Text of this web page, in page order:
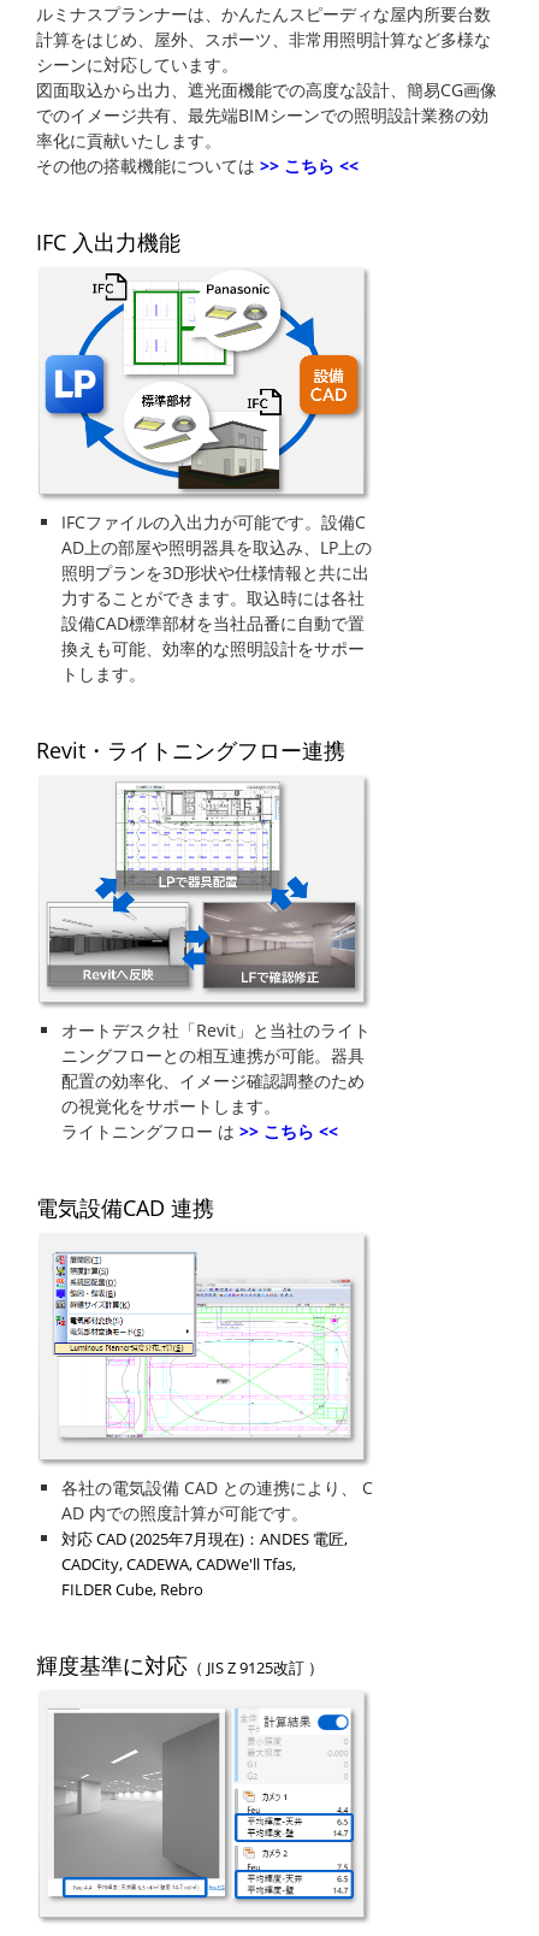
ルミナスプランナーは、かんたんスピーディな屋内所要台数
計算をはじめ、屋外、スポーツ、非常用照明計算など多様な
シーンに対応しています。
図面取込から出力、遮光面機能での高度な設計、簡易CG画像
でのイメージ共有、最先端BIMシーンでの照明設計業務の効
率化に貢献いたします。
その他の搭載機能については >> こちら <<
IFC 入出力機能
IFCファイルの入出力が可能です。設備C
AD上の部屋や照明器具を取込み、LP上の
照明プランを3D形状や仕様情報と共に出
力することができます。取込時には各社
設備CAD標準部材を当社品番に自動で置
換えも可能、効率的な照明設計をサポー
トします。
Revit・ライトニングフロー連携
オートデスク社「Revit」と当社のライト
ニングフローとの相互連携が可能。器具
配置の効率化、イメージ確認調整のため
の視覚化をサポートします。
ライトニングフロー は >> こちら <<
電気設備CAD 連携
各社の電気設備 CAD との連携により、 C
AD 内での照度計算が可能です。
対応 CAD (2025年7月現在)：ANDES 電匠,
CADCity, CADEWA, CADWe'll Tfas,
FILDER Cube, Rebro
輝度基準に対応 （ JIS Z 9125改訂 ）